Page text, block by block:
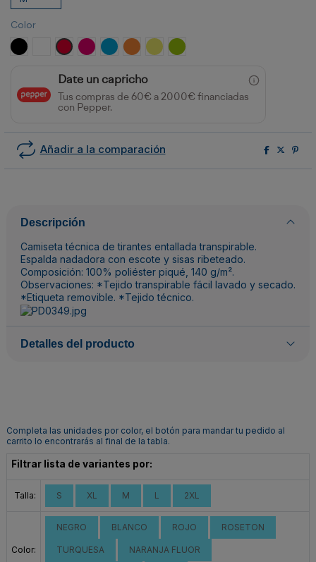
Color
NEGRO BLANCOROJO ROSETONTURQUESANARANJA FLUOR
AMARILLO FLUOR
LIMA
Date un capricho
Tus compras de 60€ a 2000€ financiadas
con Pepper.
Añadir a la comparación
Descripción
Camiseta técnica de tirantes entallada transpirable.
Espalda nadadora con escote y sisas ribeteado.
Composición: 100% poliéster piqué, 140 g/m².
Observaciones: *Tejido transpirable fácil lavado y secado.
*Etiqueta removible. *Tejido técnico.
Detalles del producto
Completa las unidades por color, el botón para mandar tu pedido al
carrito lo encontrarás al final de la tabla.
Filtrar lista de variantes por:
Talla: S XL M L 2XL
Color:
NEGRO BLANCO ROJO ROSETON
TURQUESA NARANJA FLUOR